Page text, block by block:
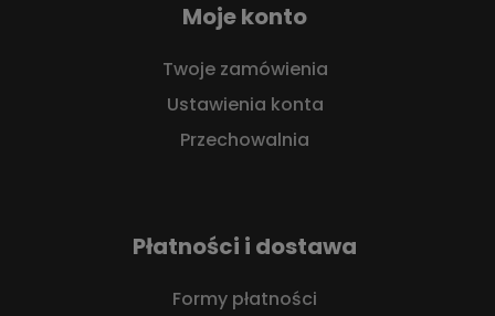
Moje konto
Twoje zamówienia
Ustawienia konta
Przechowalnia
Płatności i dostawa
Formy płatności